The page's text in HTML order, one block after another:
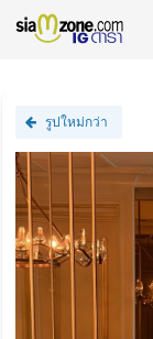
รูปใหม่กว่า